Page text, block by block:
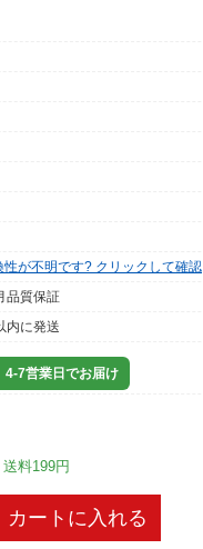
性が不明です? クリックして確認
品質保証
内に発送
4-7営業日でお届け
料199円
カートに入れる